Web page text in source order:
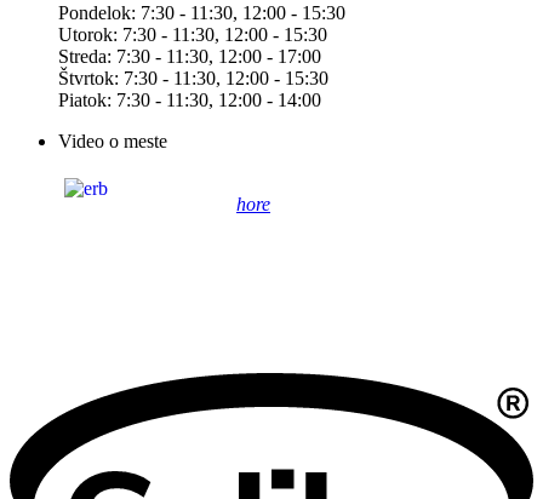
Pondelok: 7:30 - 11:30, 12:00 - 15:30
Utorok: 7:30 - 11:30, 12:00 - 15:30
Streda: 7:30 - 11:30, 12:00 - 17:00
Štvrtok: 7:30 - 11:30, 12:00 - 15:30
Piatok: 7:30 - 11:30, 12:00 - 14:00
Video o meste
hore